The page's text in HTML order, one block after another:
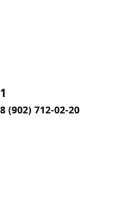
1
8 (902) 712-02-20